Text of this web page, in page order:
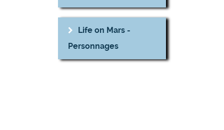
Life on Mars -
Personnages